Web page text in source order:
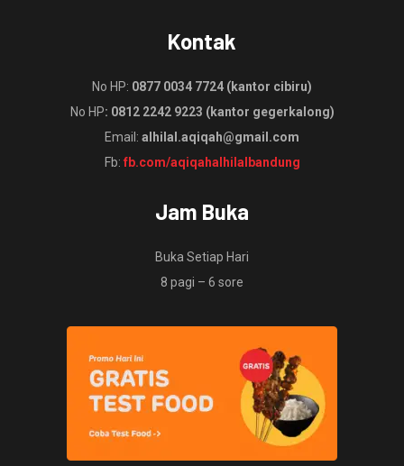
Kontak
No HP: 0877 0034 7724 (kantor cibiru)
No HP: 0812 2242 9223 (kantor gegerkalong)
Email: alhilal.aqiqah@gmail.com
Fb: fb.com/aqiqahalhilalbandung
Jam Buka
Buka Setiap Hari
8 pagi – 6 sore